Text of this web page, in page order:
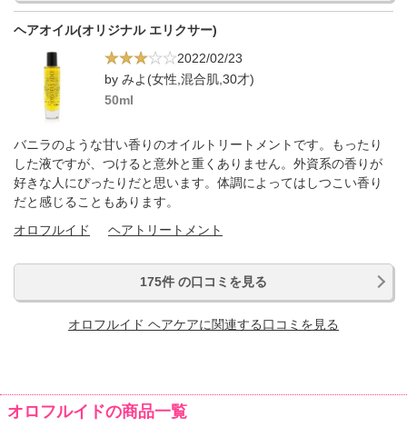
ヘアオイル(オリジナル エリクサー)
2022/02/23
by みよ(女性,混合肌,30才)
50ml
バニラのような甘い香りのオイルトリートメントです。もったり
した液ですが、つけると意外と重くありません。外資系の香りが
好きな人にぴったりだと思います。体調によってはしつこい香り
だと感じることもあります。
オロフルイド
ヘアトリートメント
175件 の口コミを見る
オロフルイド ヘアケアに関連する口コミを見る
オロフルイドの商品一覧